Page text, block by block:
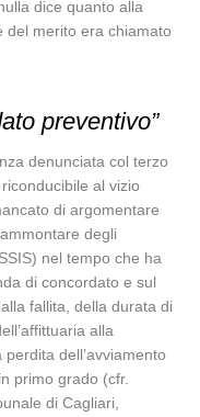
dice quanto alla
del merito era chiamato
preventivo”
denunciata col terzo
al vizio
di argomentare
degli
nel tempo che ha
di concordato e sul
fallita, della durata di
alla
dell’avviamento
primo grado (cfr.
di Cagliari,